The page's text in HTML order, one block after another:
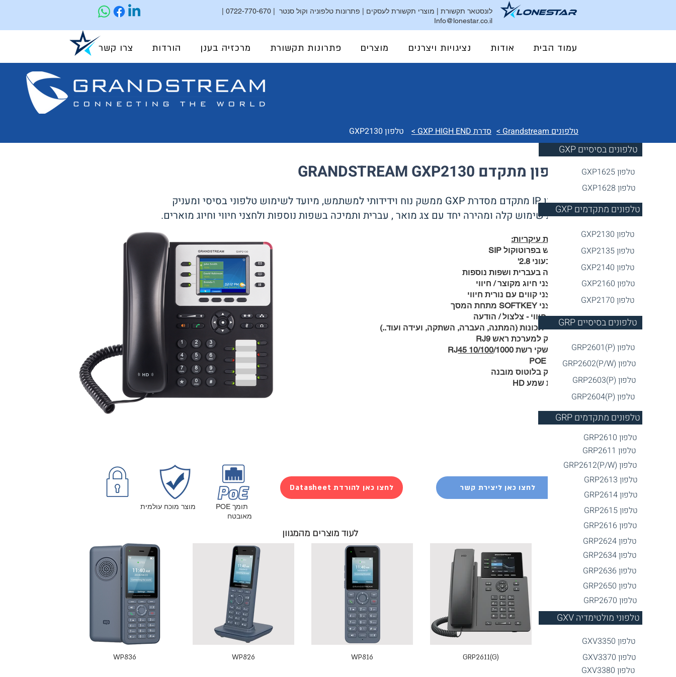
לונסטאר תקשורת | מוצרי תקשורת לעסקים | פתרונות טלפוניה וקול סנטר | 0722-770-670
Info@lonestar.co.il
עמוד הבית אודות נציגויות ויצרנים מוצרים פתרונות תקשורת מרכזיה בענן הורדות צרו קשר
טלפון GXP2130 סדרת GXP HIGH END > טלפונים Grandstream >
טלפון מתקדם GRANDSTREAM GXP2130
טלפון IP מתקדם מסדרת GXP ממשק נוח וידידותי למשתמש, מיועד לשימוש טלפוני בסיסי ומעניק
חווית שימוש קלה ומהירה יחד עם צג מואר , עברית ותמיכה בשפות נוספות ולחצני חיווי וחיוג מוארים.
תכונות עיקריות:
שימוש בפרוטוקול SIP
צג צבעוני 2.8'
תמיכה בעברית ושפות נוספות
נורית חיווי - צלצול / הודעה
לחצני תכונות (המתנה, העברה, השתקה, ועידה ועוד..)
ממשק למערכת ראש RJ9
45 10/100
תומך POE
ממשק בלוטוס מובנה
איכות שמע HD
תומך POE מוצר מוכח עולמית
מאובטח
Datasheet לחצו כאן להורדת לחצו כאן ליצירת קשר
לעוד מוצרים מהמגוון
WP836 WP826 WP816 GRP2611(G) GRP2610(P)
GXP טלפונים בסיסיים
טלפון GXP1625
טלפון GXP1628
GXP טלפונים מתקדמים
טלפון GXP2130
טלפוןGXP2135
טלפון GXP2 140
טלפון GX P2160
טלפון GXP2170
GRP טלפונים בסיסיים
טלפון GRP2601(P)
טלפון GRP2602(P/W)
טלפון GRP2603(P)
טלפון GRP2604(P)
GRP טלפונים מתקדמים
טלפון GRP2610
טלפון GRP2611
טלפון GRP2612(P/W)
טלפון GR P2613
טלפון GRP2614
טלפון GRP2615
טלפון GRP 2616
טלפוןGRP2624
טלפון GRP2634
טלפון G RP2636
טלפון GRP2650
טלפון GRP2670
GXV טלפוני מולטימדיה
טלפון GXV3350
טלפון GX V3370
טלפון GXV3380